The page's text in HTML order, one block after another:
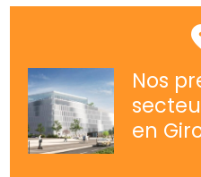
Nos
en